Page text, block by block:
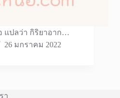
แปลว่า กิริยาอาก…
26 มกราคม 2022
า